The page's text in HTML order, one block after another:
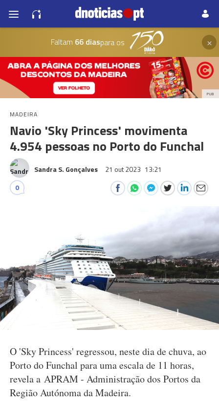
Faltam 66 diaspara os ×
PUB
MADEIRA
Navio 'Sky Princess' movimenta
4.954 pessoas no Porto do Funchal
Sandra S. Gonçalves 21 out 2023 13:21
0
O 'Sky Princess' regressou, neste dia de chuva, ao
Porto do Funchal para uma escala de 11 horas,
revela a APRAM - Administração dos Portos da
Região Autónoma da Madeira.